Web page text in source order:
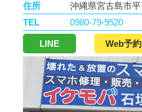
住所
沖縄県宮古島市
TEL
0980-79-9520
LINE Web予約